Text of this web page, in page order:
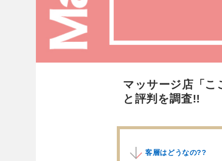
マッサージ店「こ
と評判を調査!!
客層はどうなの??